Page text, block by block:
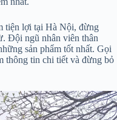
tiện lợi tại Hà Nội, đừng
Đội ngũ nhân viên thân
sản phẩm tốt nhất. Gọi
thông tin chi tiết và đừng bỏ